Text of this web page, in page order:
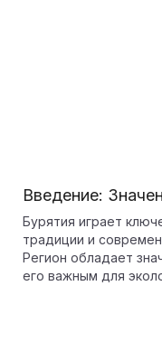
Введение:
Бурятия играет
традиции и
Регион обладает
его важным для